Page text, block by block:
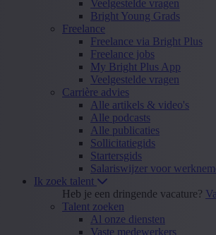
Veelgestelde vragen
Bright Young Grads
Freelance
Freelance via Bright Plus
Freelance jobs
My Bright Plus App
Veelgestelde vragen
Carrière advies
Alle artikels & video's
Alle podcasts
Alle publicaties
Sollicitatiegids
Startersgids
Salariswijzer voor
Ik zoek talent
Heb je een dringende vacature?
Talent zoeken
Al onze diensten
Vaste medewerkers